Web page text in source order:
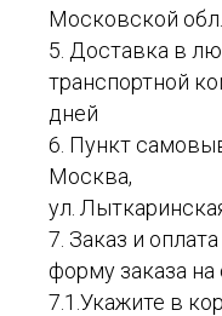
Московской
5. Доставка в
транспортной
дней
6. Пункт
Москва,
ул.
7. Заказ и
форму заказа на
7.1.Укажите в